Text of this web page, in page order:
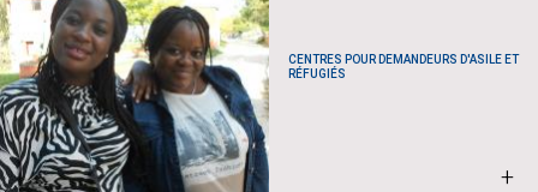
CENTRES POUR DEMANDEURS D'ASILE ET
RÉFUGIÉS
+